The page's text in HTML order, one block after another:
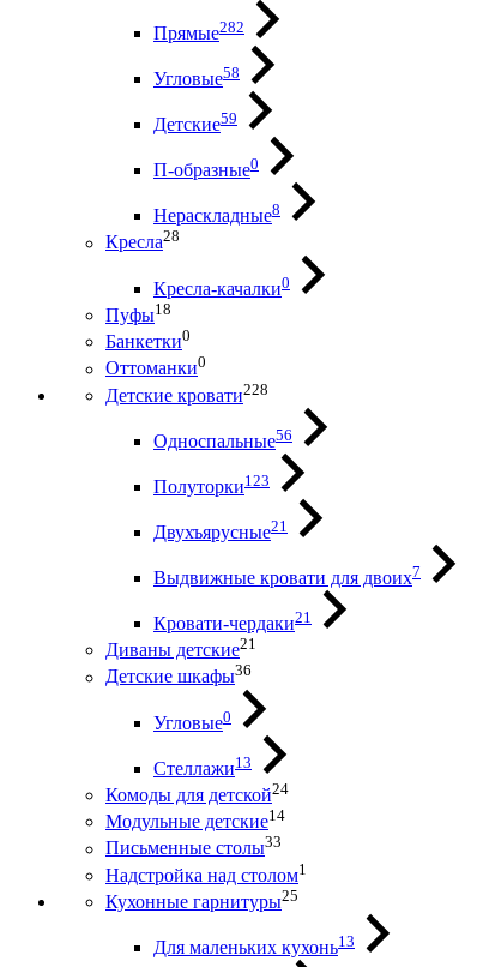
Прямые282
Угловые58
Детские59
П-образные0
Нераскладные8
Кресла28
Кресла-качалки0
Пуфы18
Банкетки0
Оттоманки0
Детские кровати228
Односпальные56
Полуторки123
Двухъярусные21
Выдвижные кровати для двоих7
Кровати-чердаки21
Диваны детские21
Детские шкафы36
Угловые0
Стеллажи13
Комоды для детской24
Модульные детские14
Письменные столы33
Надстройка над столом1
Кухонные гарнитуры25
Для маленьких кухонь13